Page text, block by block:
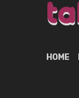
HOME